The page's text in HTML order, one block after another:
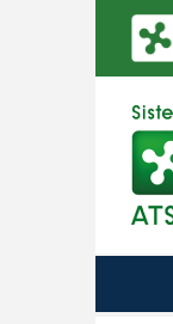
Salta al contenuto